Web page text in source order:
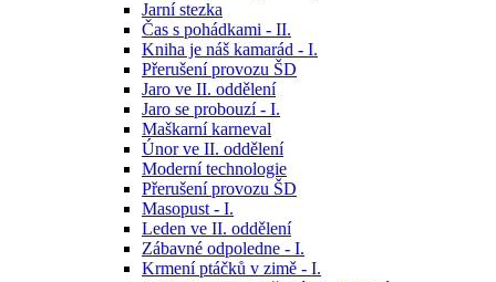
Jarní stezka
Čas s pohádkami - II.
Kniha je náš kamarád - I.
Přerušení provozu ŠD
Jaro ve II. oddělení
Jaro se probouzí - I.
Maškarní karneval
Únor ve II. oddělení
Moderní technologie
Přerušení provozu ŠD
Masopust - I.
Leden ve II. oddělení
Zábavné odpoledne - I.
Krmení ptáčků v zimě - I.